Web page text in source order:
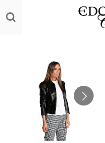
direct